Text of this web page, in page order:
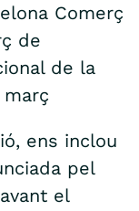
Comerç
de
de la
març
ens inclou
pel
el